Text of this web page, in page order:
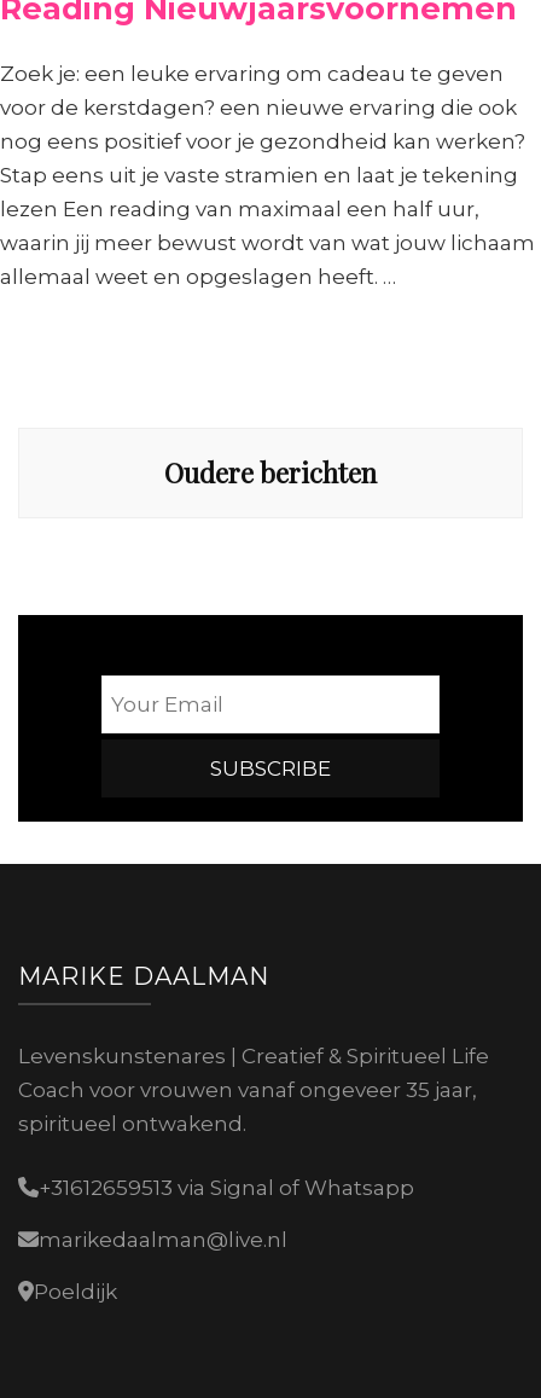
Reading Nieuwjaarsvoornemen
Zoek je: een leuke ervaring om cadeau te geven
voor de kerstdagen? een nieuwe ervaring die ook
nog eens positief voor je gezondheid kan werken?
Stap eens uit je vaste stramien en laat je tekening
lezen Een reading van maximaal een half uur,
waarin jij meer bewust wordt van wat jouw lichaam
allemaal weet en opgeslagen heeft. …
Oudere berichten
MARIKE DAALMAN
Levenskunstenares | Creatief & Spiritueel Life
Coach voor vrouwen vanaf ongeveer 35 jaar,
spiritueel ontwakend.
+31612659513 via Signal of Whatsapp
marikedaalman@live.nl
Poeldijk